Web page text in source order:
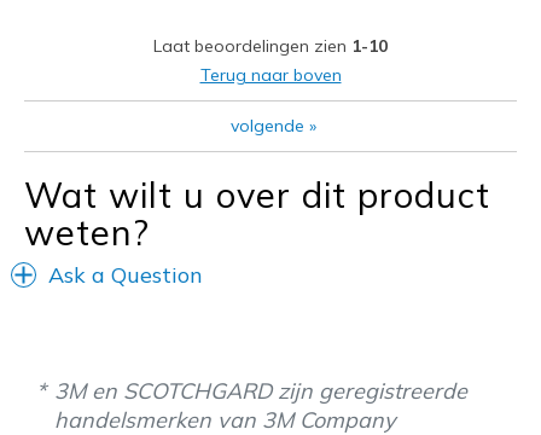
Laat beoordelingen zien 1-10
Terug naar boven
volgende »
Wat wilt u over dit product
weten?
Ask a Question
3M en SCOTCHGARD zijn geregistreerde
handelsmerken van 3M Company